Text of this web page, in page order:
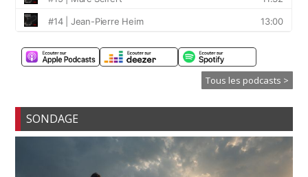
Tous les podcasts >
SONDAGE